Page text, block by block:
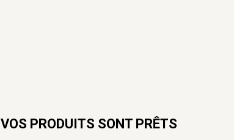
VOS PRODUITS SONT PRÊTS